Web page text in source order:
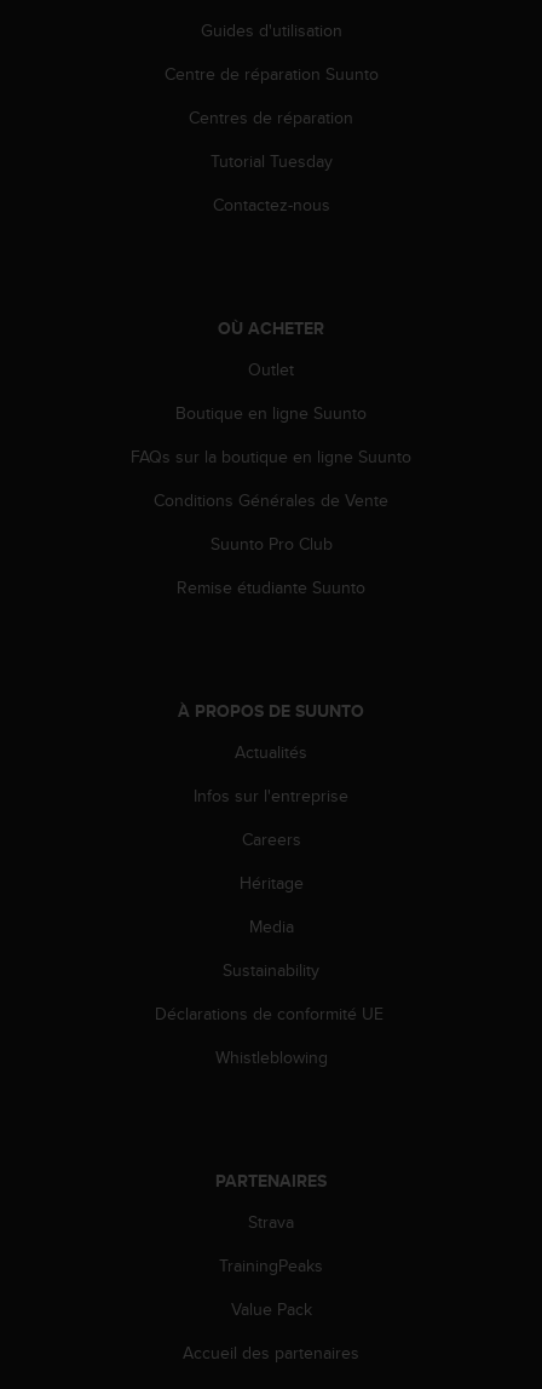
Guides d'utilisation
Centre de réparation Suunto
Centres de réparation
Tutorial Tuesday
Contactez-nous
OÙ ACHETER
Outlet
Boutique en ligne Suunto
FAQs sur la boutique en ligne Suunto
Conditions Générales de Vente
Suunto Pro Club
Remise étudiante Suunto
À PROPOS DE SUUNTO
Actualités
Infos sur l'entreprise
Careers
Héritage
Media
Sustainability
Déclarations de conformité UE
Whistleblowing
PARTENAIRES
Strava
TrainingPeaks
Value Pack
Accueil des partenaires